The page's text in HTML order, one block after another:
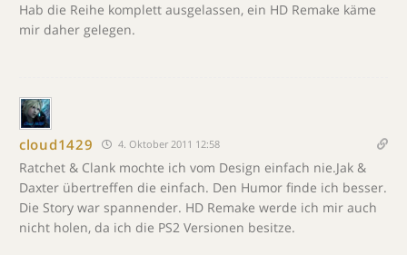
Hab die Reihe komplett ausgelassen, ein HD Remake käme
mir daher gelegen.
cloud1429 4. Oktober 2011 12:58
Ratchet & Clank mochte ich vom Design einfach nie.Jak &
Daxter übertreffen die einfach. Den Humor finde ich besser.
Die Story war spannender. HD Remake werde ich mir auch
nicht holen, da ich die PS2 Versionen besitze.